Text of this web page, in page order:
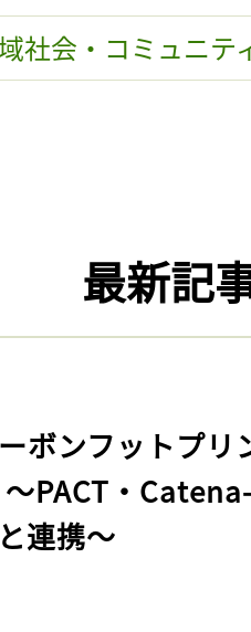
社会・コミュニテ
最新記
ボンフットプリ
PACT・
連携〜